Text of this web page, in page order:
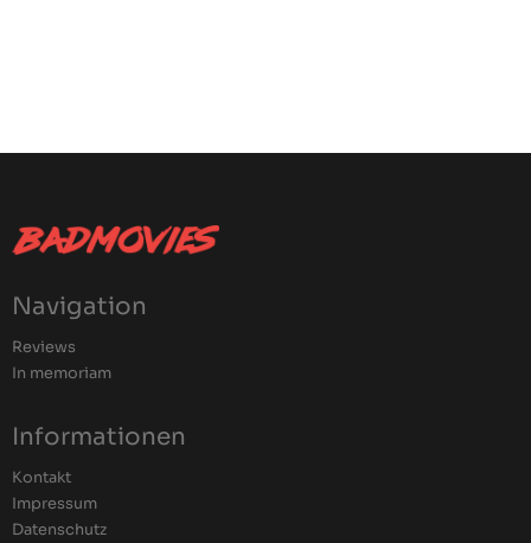
Navigation
Reviews
In memoriam
Informationen
Kontakt
Impressum
Datenschutz